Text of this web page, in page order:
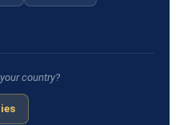
country?